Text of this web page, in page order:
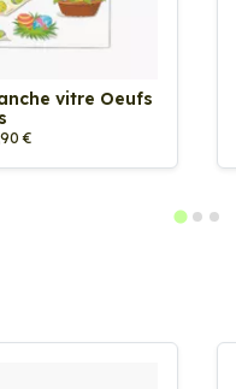
vitre Oeufs
€